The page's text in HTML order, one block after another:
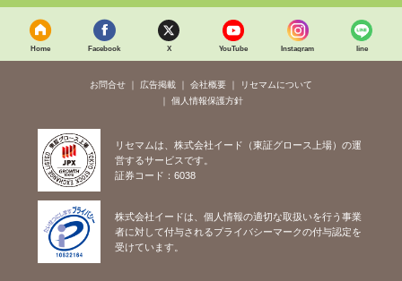
Home Facebook X YouTube Instagram line
お問合せ 広告掲載 会社概要
リセマムについて
個人情報保護方針
リセマムは、株式会社イード（東証グロース上場）の運
営するサービスです。
証券コード：6038
株式会社イードは、個人情報の適切な取扱いを行う事業
者に対して付与されるプライバシーマークの付与認定を
受けています。